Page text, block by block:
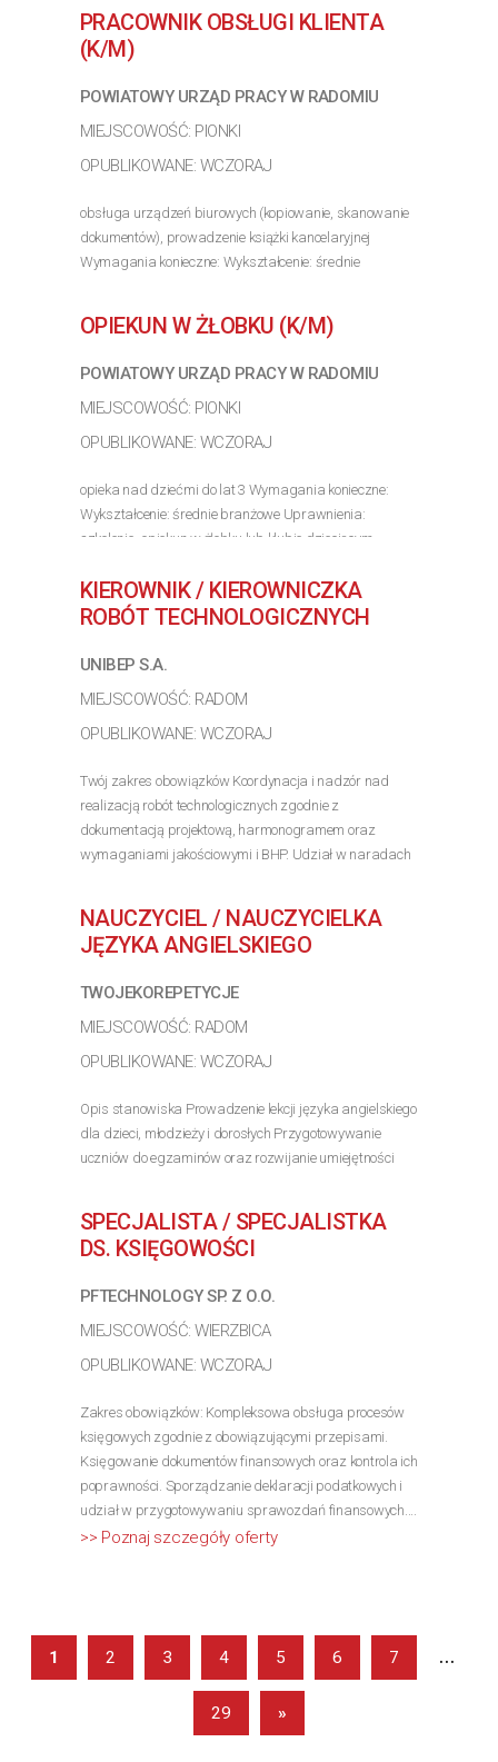
PRACOWNIK OBSŁUGI KLIENTA
(K/M)
POWIATOWY URZĄD PRACY W RADOMIU
MIEJSCOWOŚĆ: PIONKI
OPUBLIKOWANE: WCZORAJ
obsługa urządzeń biurowych (kopiowanie, skanowanie
dokumentów), prowadzenie książki kancelaryjnej
Wymagania konieczne: Wykształcenie: średnie
Wymagania inne: dokładność
>> Poznaj szczegóły oferty
OPIEKUN W ŻŁOBKU (K/M)
POWIATOWY URZĄD PRACY W RADOMIU
MIEJSCOWOŚĆ: PIONKI
OPUBLIKOWANE: WCZORAJ
opieka nad dziećmi do lat 3 Wymagania konieczne:
Wykształcenie: średnie branżowe Uprawnienia:
szkolenie -opiekun w żłobku lub klubie dziecięcym
>> Poznaj szczegóły oferty
KIEROWNIK / KIEROWNICZKA
ROBÓT TECHNOLOGICZNYCH
UNIBEP S.A.
MIEJSCOWOŚĆ: RADOM
OPUBLIKOWANE: WCZORAJ
Twój zakres obowiązków Koordynacja i nadzór nad
realizacją robót technologicznych zgodnie z
dokumentacją projektową, harmonogramem oraz
wymaganiami jakościowymi i BHP. Udział w naradach
>> Poznaj szczegóły oferty
NAUCZYCIEL / NAUCZYCIELKA
JĘZYKA ANGIELSKIEGO
TWOJEKOREPETYCJE
MIEJSCOWOŚĆ: RADOM
OPUBLIKOWANE: WCZORAJ
Opis stanowiska Prowadzenie lekcji języka angielskiego
dla dzieci, młodzieży i dorosłych Przygotowywanie
uczniów do egzaminów oraz rozwijanie umiejętności
>> Poznaj szczegóły oferty
SPECJALISTA / SPECJALISTKA
DS. KSIĘGOWOŚCI
PFTECHNOLOGY SP. Z O.O.
MIEJSCOWOŚĆ: WIERZBICA
OPUBLIKOWANE: WCZORAJ
Zakres obowiązków: Kompleksowa obsługa procesów
księgowych zgodnie z obowiązującymi przepisami.
Księgowanie dokumentów finansowych oraz kontrola ich
poprawności. Sporządzanie deklaracji podatkowych i
udział w przygotowywaniu sprawozdań finansowych....
>> Poznaj szczegóły oferty
1 2 3 4 5 6 7 ...
29 »